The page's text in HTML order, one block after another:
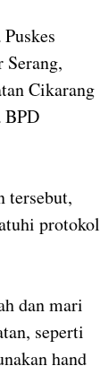
Cikarang
BPD
tersebut,
protokol
dan mari
seperti
hand